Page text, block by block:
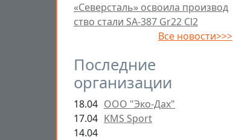
«Северсталь» освоила производ
ство стали SA-387 Gr22 Cl2
Все новости>>>
Последние
организации
18.04 ООО "Эко-Дах"
17.04 KMS Sport
14.04